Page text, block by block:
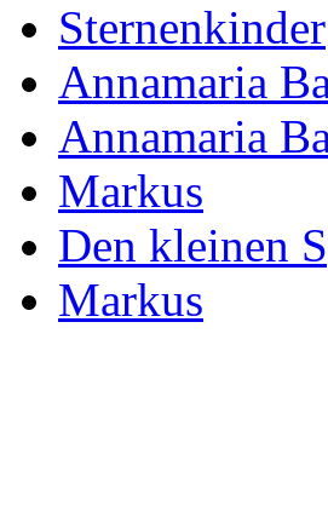
Sternenkinder
Annamaria
Annamaria
Markus
Den kleinen
Markus